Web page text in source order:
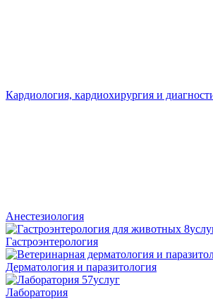
Кардиология, кардиохирургия и
Анестезиология
8
Гастроэнтерология
Дерматология и паразитология
57услуг
Лаборатория